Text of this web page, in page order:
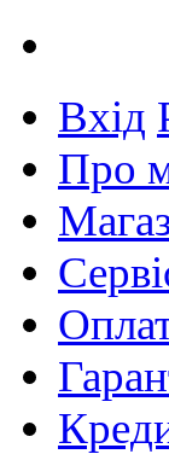
Вхід
Про